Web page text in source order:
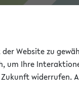
Website zu
um Ihre
widerrufen.